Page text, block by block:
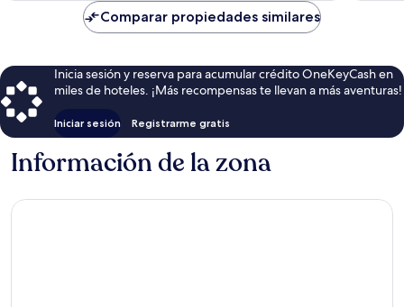
es
Comparar propiedades similares
Inicia sesión y reserva para acumular crédito OneKeyCash en
miles de hoteles. ¡Más recompensas te llevan a más aventuras!
Iniciar sesión Registrarme gratis
Información de la zona